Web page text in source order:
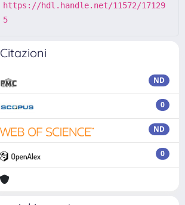
https://hdl.handle.net/11572/17129
5
Citazioni
ND
0
ND
0